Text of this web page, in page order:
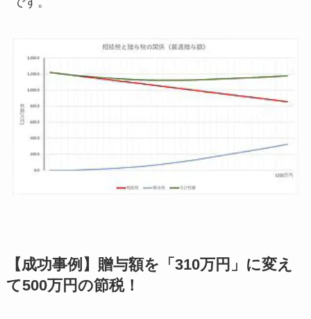
【成功事例】贈与額を「310万円」に変え
て500万円の節税！